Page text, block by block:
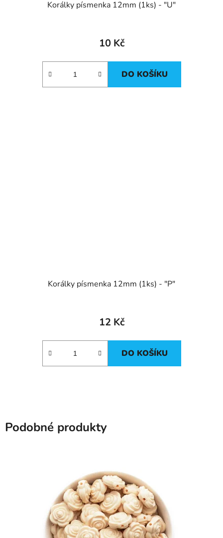
Korálky písmenka 12mm (1ks) - "U"
10 Kč
DO KOŠÍKU
Korálky písmenka 12mm (1ks) - "P"
12 Kč
DO KOŠÍKU
Podobné produkty